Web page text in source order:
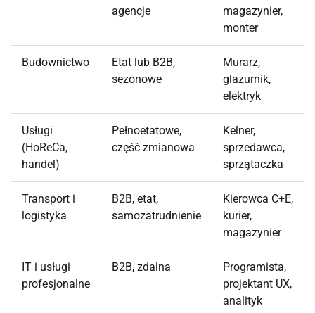
agencje
magazynier,
monter
Budownictwo
Etat lub B2B,
sezonowe
Murarz,
glazurnik,
elektryk
Usługi
(HoReCa,
handel)
Pełnoetatowe,
część zmianowa
Kelner,
sprzedawca,
sprzątaczka
Transport i
logistyka
B2B, etat,
samozatrudnienie
Kierowca C+E,
kurier,
magazynier
IT i usługi
profesjonalne
B2B, zdalna
Programista,
projektant UX,
analityk